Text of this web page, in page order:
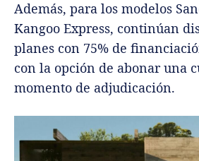
Además, para los modelos
Kangoo Express, continúan
planes con 75% de
con la opción de abonar una
momento de adjudicación.